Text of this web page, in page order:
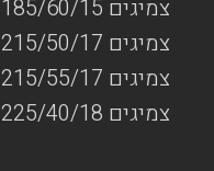
צמיגים 185/60/15
צמיגים 215/50/17
צמיגים 215/55/17
צמיגים 225/40/18